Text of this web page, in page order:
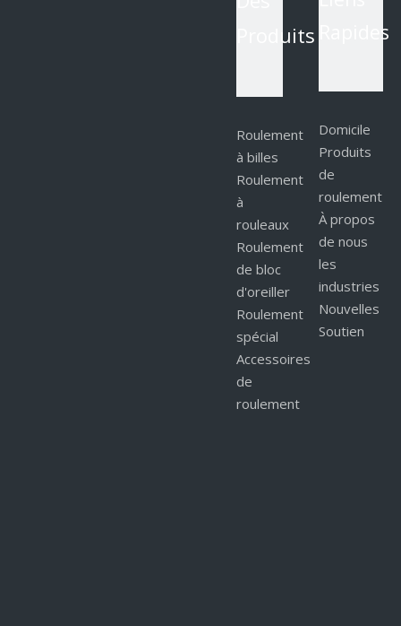
Produits
Roulement
à billes
Roulement
à
rouleaux
Roulement
de bloc
d'oreiller
Roulement
spécial
Accessoires
de
roulement
Rapides
Domicile
Produits
de
roulement
À propos
de nous
les
industries
Nouvelles
Soutien